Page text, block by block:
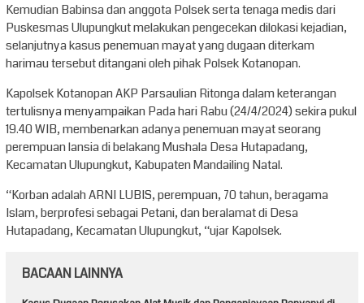
Kemudian Babinsa dan anggota Polsek serta tenaga medis dari
Puskesmas Ulupungkut melakukan pengecekan dilokasi kejadian,
selanjutnya kasus penemuan mayat yang dugaan diterkam
harimau tersebut ditangani oleh pihak Polsek Kotanopan.
Kapolsek Kotanopan AKP Parsaulian Ritonga dalam keterangan
tertulisnya menyampaikan Pada hari Rabu (24/4/2024) sekira pukul
19.40 WIB, membenarkan adanya penemuan mayat seorang
perempuan lansia di belakang Mushala Desa Hutapadang,
Kecamatan Ulupungkut, Kabupaten Mandailing Natal.
“Korban adalah ARNI LUBIS, perempuan, 70 tahun, beragama
Islam, berprofesi sebagai Petani, dan beralamat di Desa
Hutapadang, Kecamatan Ulupungkut, “ujar Kapolsek.
BACAAN LAINNYA